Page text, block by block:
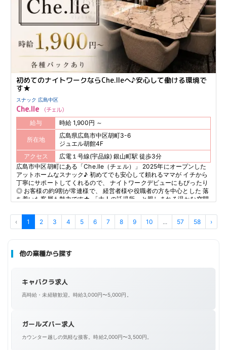
初めてのナイトワークならChe.lleへ♪安心して働ける環境で
す★
スナック 広島中区
Che.lle チェル
給与 時給 1,900円 ～
所在地
広島県広島市中区胡町3-6
ジュエル胡館4F
アクセス
広電１号線(宇品線) 銀山町駅 徒歩3分
広島市中区胡町にある「Che.lle（チェル）」 2025年にオープンした
アットホームなスナック♪ 初めてでも安心して頼れるママが イチから
丁寧にサポートしてくれるので、 ナイトワークデビューにもぴったり
◎ お客様の約9割が常連様で、 経営者様や役職者の方を中心とした 落
ち着いた客層も魅力です★ 「大人の託児所」と親しまれる温かな空間
‹
1 2 3 4 5 6 7 8 9 10 ... 57 58 ›
他の業種から探す
キャバクラ求人
高時給・未経験歓迎。時給3,000円〜5,000円。
ガールズバー求人
カウンター越しの気軽な接客。時給2,000円〜3,500円。